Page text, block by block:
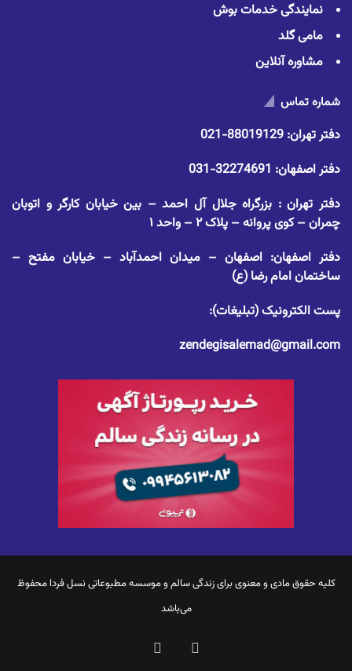
نمایندگی خدمات بوش
مامی گلد
مشاوره آنلاین
شماره تماس
دفتر تهران: 88019129-021
دفتر اصفهان: 32274691-031
دفتر تهران : بزرگراه جلال آل احمد – بین خیابان کارگر و اتوبان
چمران – کوی پروانه – پلاک ۲ – واحد ۱
دفتر اصفهان: اصفهان – میدان احمدآباد – خیابان مفتح –
ساختمان امام رضا (ع)
پست الکترونیک (تبلیغات):
zendegisalemad@gmail.com
کلیه حقوق مادی و معنوی برایزندگی سالم و موسسه مطبوعاتی نسل فردا محفوظ
می‌باشد
یوتیوب